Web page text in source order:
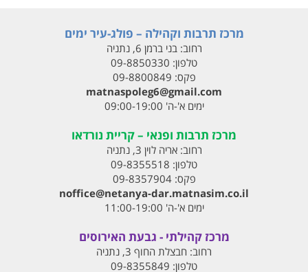
מרכז תרבות וקהילה – פולג-עיר ימים
רחוב:בני ברמן 6, נתניה
טלפון: 09-8850330
פקס: 09-8800849
matnaspoleg6@gmail.com
ימים א'-ה' 09:00-19:00
מרכז תרבות ופנאי – קריית נורדאו
רחוב:אריה לוין 3, נתניה
טלפון: 09-8355518
פקס:09-8357904
noffice@netanya-dar.matnasim.co.il
ימים א'-ה' 11:00-19:00
מרכז קהילתי - גבעת האירוסים
רחוב: חבצלת החוף 3, נתניה
טלפון: 09-8355849